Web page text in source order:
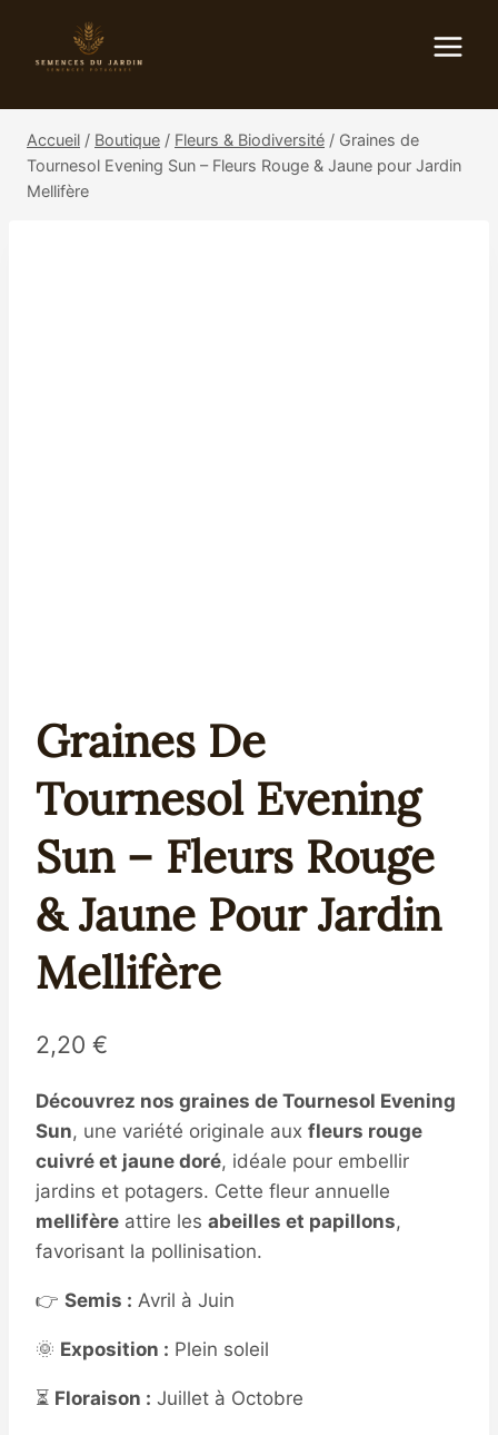
contenu
Accueil / Boutique / Fleurs & Biodiversité / Graines de
Tournesol Evening Sun – Fleurs Rouge & Jaune pour Jardin
Mellifère
Graines De
Tournesol Evening
Sun – Fleurs Rouge
& Jaune Pour Jardin
Mellifère
2,20 €
Découvrez nos graines de Tournesol Evening
Sun, une variété originale aux fleurs rouge
cuivré et jaune doré, idéale pour embellir
jardins et potagers. Cette fleur annuelle
mellifère attire les abeilles et papillons,
favorisant la pollinisation.
👉 Semis : Avril à Juin
🌞 Exposition : Plein soleil
⏳ Floraison : Juillet à Octobre